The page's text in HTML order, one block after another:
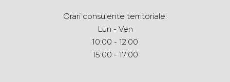
Orari consulente territoriale:
Lun - Ven
10:00 - 12:00
15:00 - 17:00